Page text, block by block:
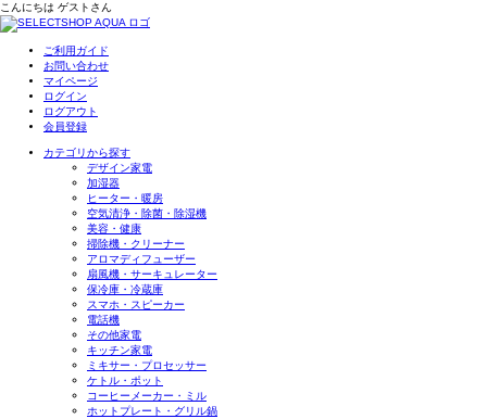
こんにちは ゲスト さん
ご利用ガイド
お問い合わせ
マイページ
ログイン
ログアウト
会員登録
カテゴリから探す
デザイン家電
加湿器
ヒーター・暖房
空気清浄・除菌・除湿機
美容・健康
掃除機・クリーナー
アロマディフューザー
扇風機・サーキュレーター
保冷庫・冷蔵庫
スマホ・スピーカー
電話機
その他家電
キッチン家電
ミキサー・プロセッサー
ケトル・ポット
コーヒーメーカー・ミル
ホットプレート・グリル鍋